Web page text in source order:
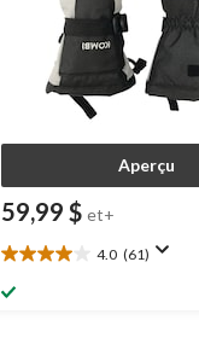
Aperçu
59,99 $ et+
4.0 (61)
4.0
étoile(s)